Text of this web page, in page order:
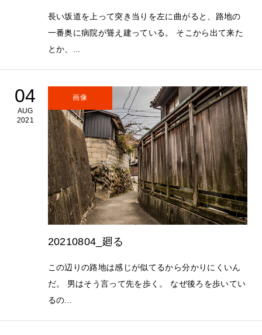
長い坂道を上って突き当りを左に曲がると、路地の
一番奥に病院が聳え建っている。 そこから出て来た
とか、...
04
AUG
2021
画像
20210804_廻る
この辺りの路地は感じが似てるから分かりにくいん
だ。 男はそう言って先を歩く。 なぜ後ろを歩いてい
るの...